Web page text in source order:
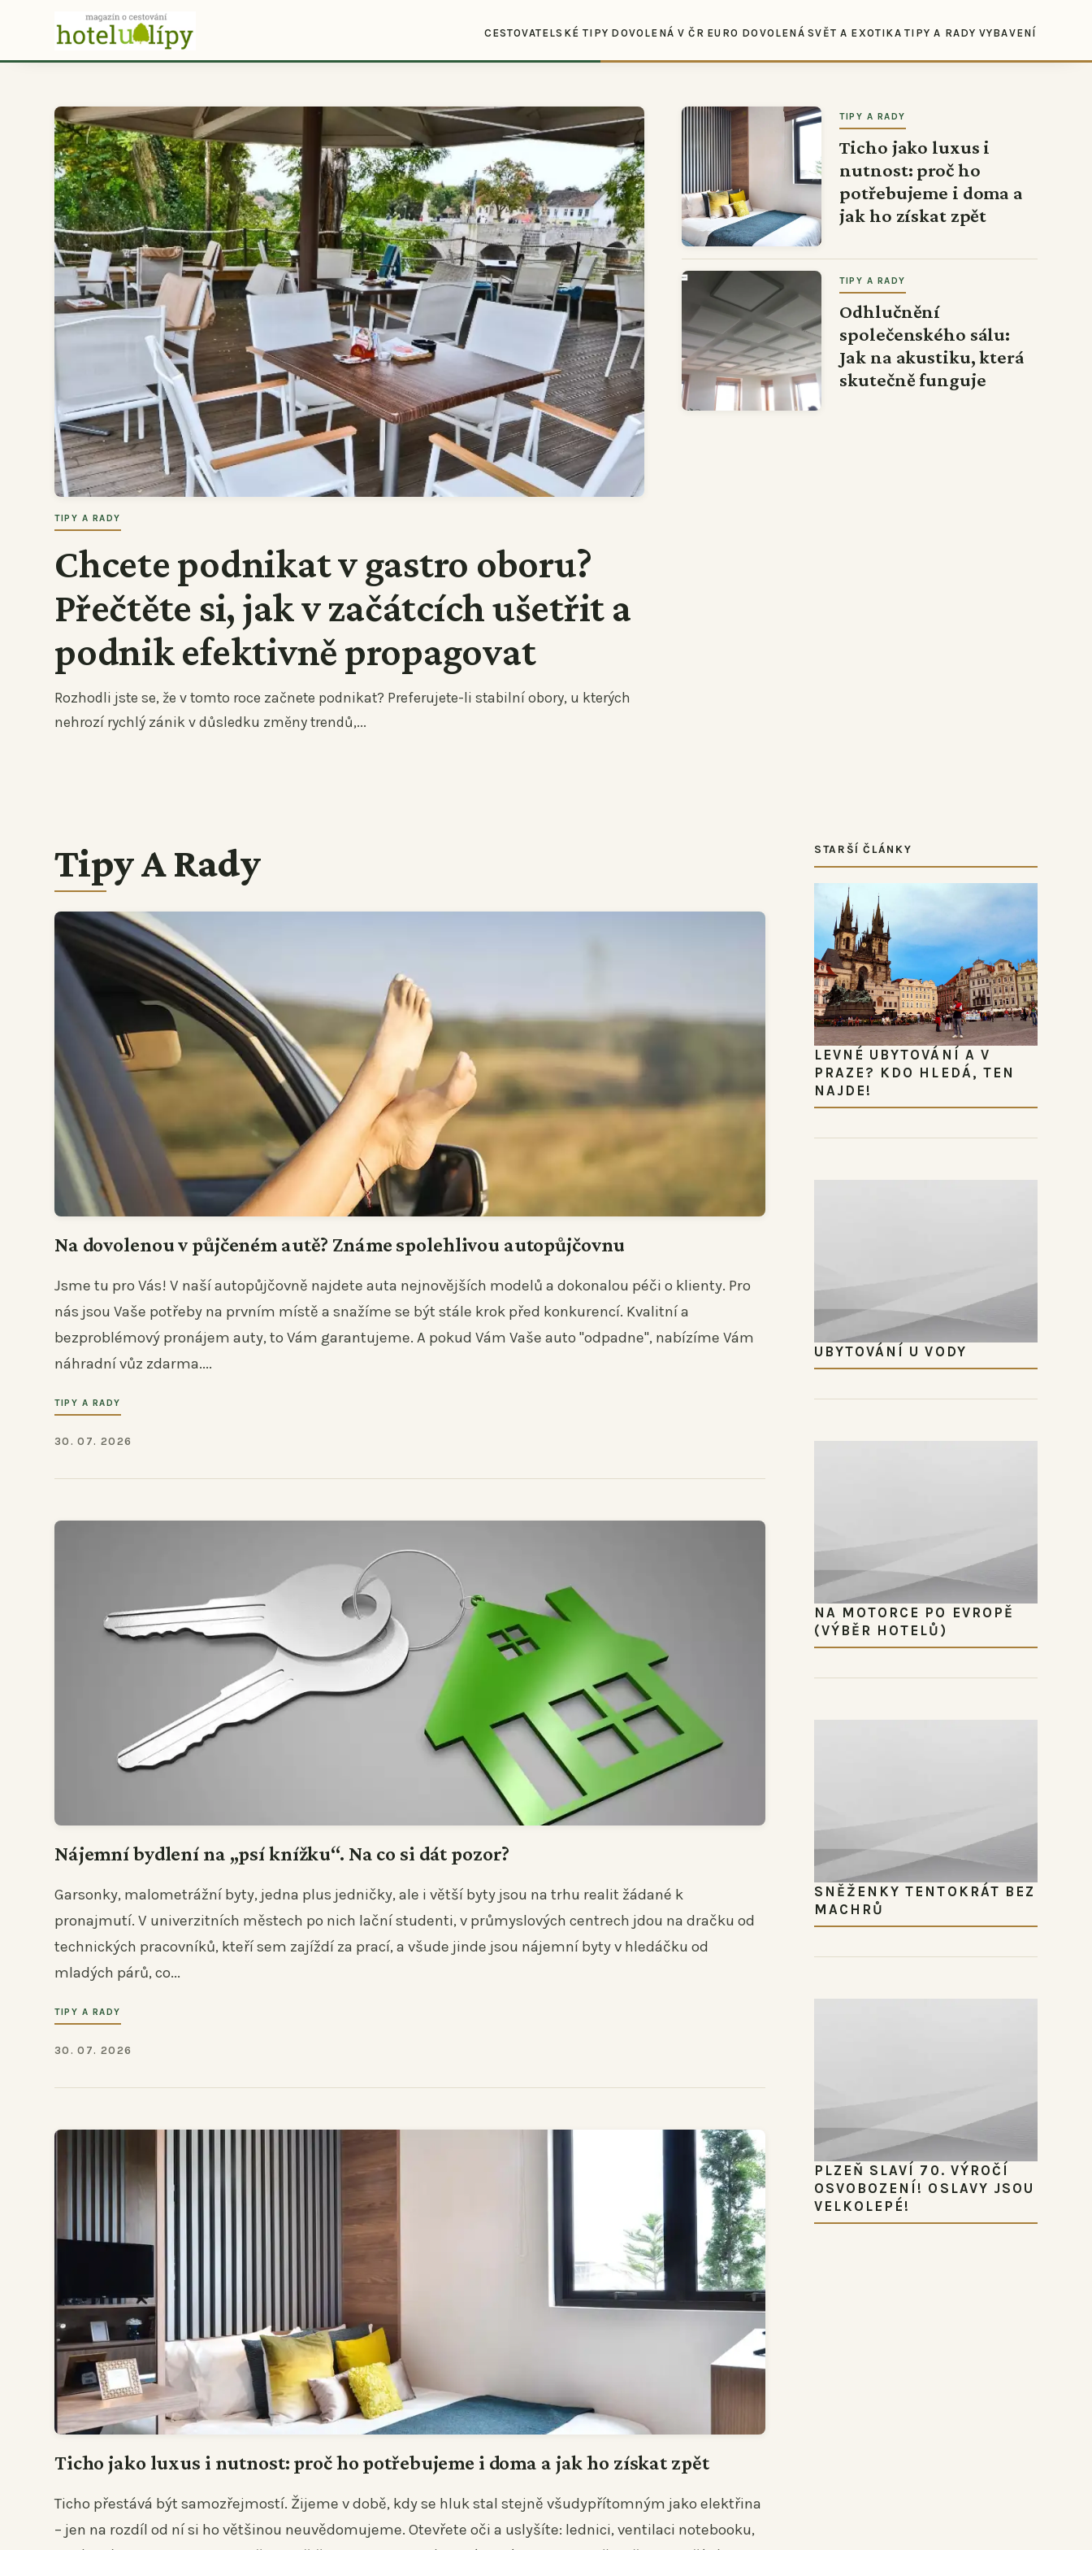
CESTOVATELSKÉ TIPY DOVOLENÁ V ČR EURO DOVOLENÁ SVĚT A EXOTIKA TIPY A RADY VYBAVENÍ
Chcete podnikat v gastro oboru?
Přečtěte si, jak v začátcích ušetřit a
podnik efektivně propagovat
Rozhodli jste se, že v tomto roce začnete podnikat? Preferujete-li stabilní obory, u kterých
nehrozí rychlý zánik v důsledku změny trendů,...
TIPY A RADY
Ticho jako luxus i
nutnost: proč ho
potřebujeme i doma a
jak ho získat zpět
TIPY A RADY
Odhlučnění
společenského sálu:
Jak na akustiku, která
skutečně funguje
TIPY A RADY
Tipy A Rady
Na dovolenou v půjčeném autě? Známe spolehlivou autopůjčovnu
Jsme tu pro Vás! V naší autopůjčovně najdete auta nejnovějších modelů a dokonalou péči o klienty. Pro
nás jsou Vaše potřeby na prvním místě a snažíme se být stále krok před konkurencí. Kvalitní a
bezproblémový pronájem auty, to Vám garantujeme. A pokud Vám Vaše auto "odpadne", nabízíme Vám
náhradní vůz zdarma....
TIPY A RADY
30. 07. 2026
Nájemní bydlení na „psí knížku“. Na co si dát pozor?
Garsonky, malometrážní byty, jedna plus jedničky, ale i větší byty jsou na trhu realit žádané k
pronajmutí. V univerzitních městech po nich lační studenti, v průmyslových centrech jdou na dračku od
technických pracovníků, kteří sem zajíždí za prací, a všude jinde jsou nájemní byty v hledáčku od
mladých párů, co...
TIPY A RADY
30. 07. 2026
Ticho jako luxus i nutnost: proč ho potřebujeme i doma a jak ho získat zpět
Ticho přestává být samozřejmostí. Žijeme v době, kdy se hluk stal stejně všudypřítomným jako elektřina
– jen na rozdíl od ní si ho většinou neuvědomujeme. Otevřete oči a uslyšíte: lednici, ventilaci notebooku,
STARŠÍ ČLÁNKY
LEVNÉ UBYTOVÁNÍ A V
PRAZE? KDO HLEDÁ, TEN
NAJDE!
UBYTOVÁNÍ U VODY
NA MOTORCE PO EVROPĚ
(VÝBĚR HOTELŮ)
SNĚŽENKY TENTOKRÁT BEZ
MACHRŮ
PLZEŇ SLAVÍ 70. VÝROČÍ
OSVOBOZENÍ! OSLAVY JSOU
VELKOLEPÉ!